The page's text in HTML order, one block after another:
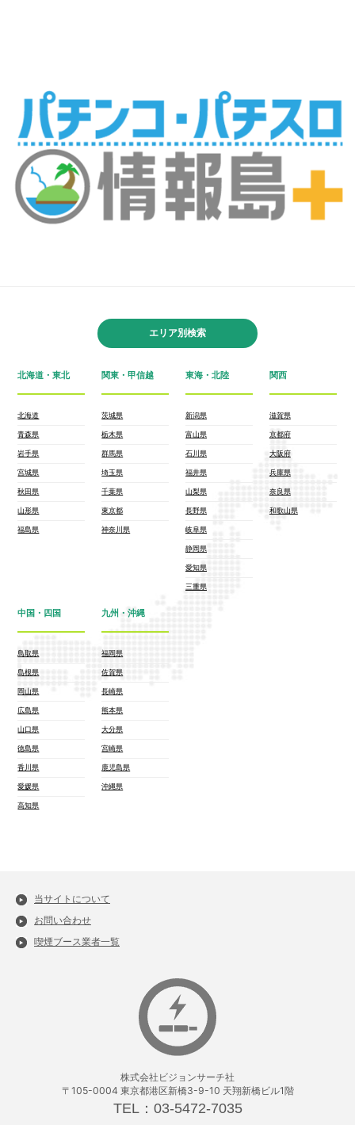
エリア別検索
北海道・東北
北海道
青森県
岩手県
宮城県
秋田県
山形県
福島県
関東・甲信越
茨城県
栃木県
群馬県
埼玉県
千葉県
東京都
神奈川県
東海・北陸
新潟県
富山県
石川県
福井県
山梨県
長野県
岐阜県
静岡県
愛知県
三重県
関西
滋賀県
京都府
大阪府
兵庫県
奈良県
和歌山県
中国・四国
鳥取県
島根県
岡山県
広島県
山口県
徳島県
香川県
愛媛県
高知県
九州・沖縄
福岡県
佐賀県
長崎県
熊本県
大分県
宮崎県
鹿児島県
沖縄県
当サイトについて
お問い合わせ
喫煙ブース業者一覧
株式会社ビジョンサーチ社
〒105-0004 東京都港区新橋3-9-10 天翔新橋ビル1階
TEL：03-5472-7035